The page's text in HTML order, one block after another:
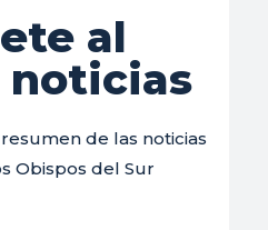
al
de las noticias
Obispos del Sur